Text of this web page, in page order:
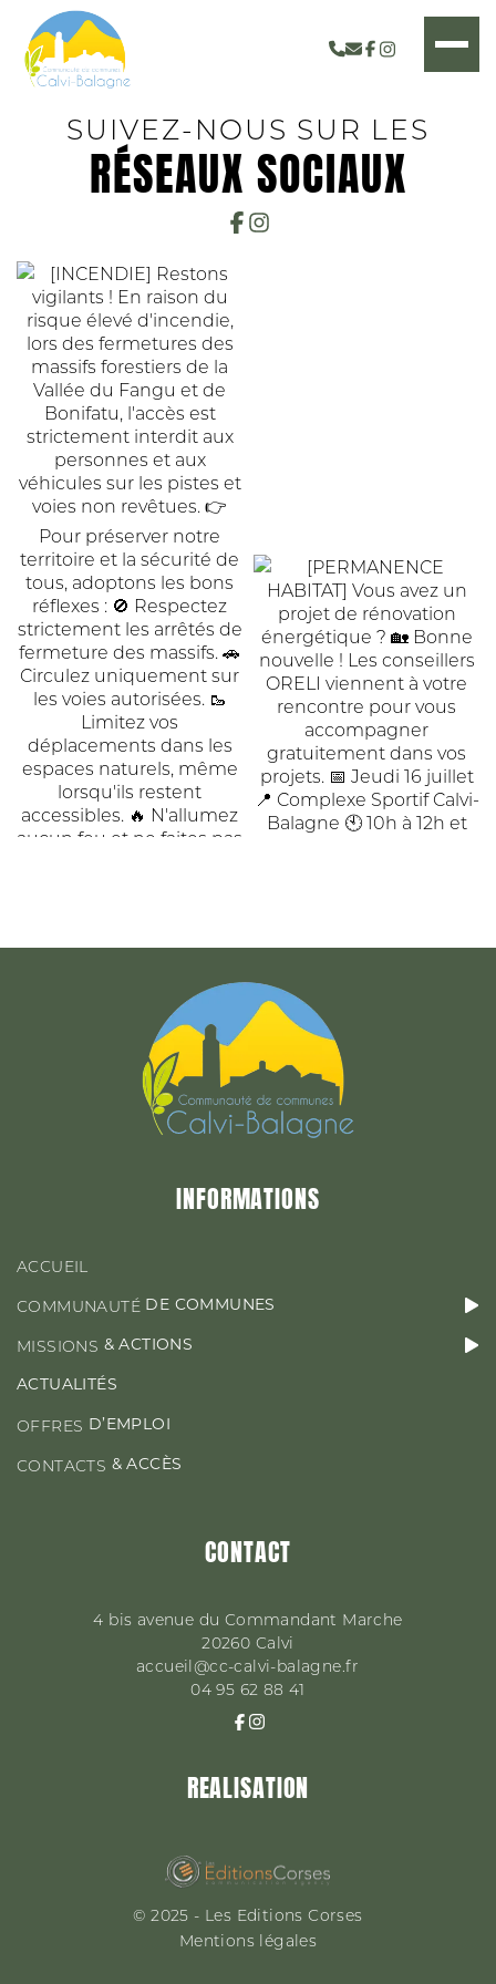
ACCUEIL
COMMUNAUTÉDE
MISSIONS&
ACTIONS
ACTUALITÉS
OFFRES
SUIVEZ-NOUS SUR LES
RÉSEAUX SOCIAUX
INFORMATIONS
ACCUEIL
COMMUNAUTÉ DE COMMUNES
MISSIONS & ACTIONS
ACTUALITÉS
OFFRES D’EMPLOI
CONTACTS & ACCÈS
CONTACT
4 bis avenue du Commandant Marche
20260 Calvi
accueil@cc-calvi-balagne.fr
04 95 62 88 41
REALISATION
© 2025 - Les Editions Corses
Mentions légales